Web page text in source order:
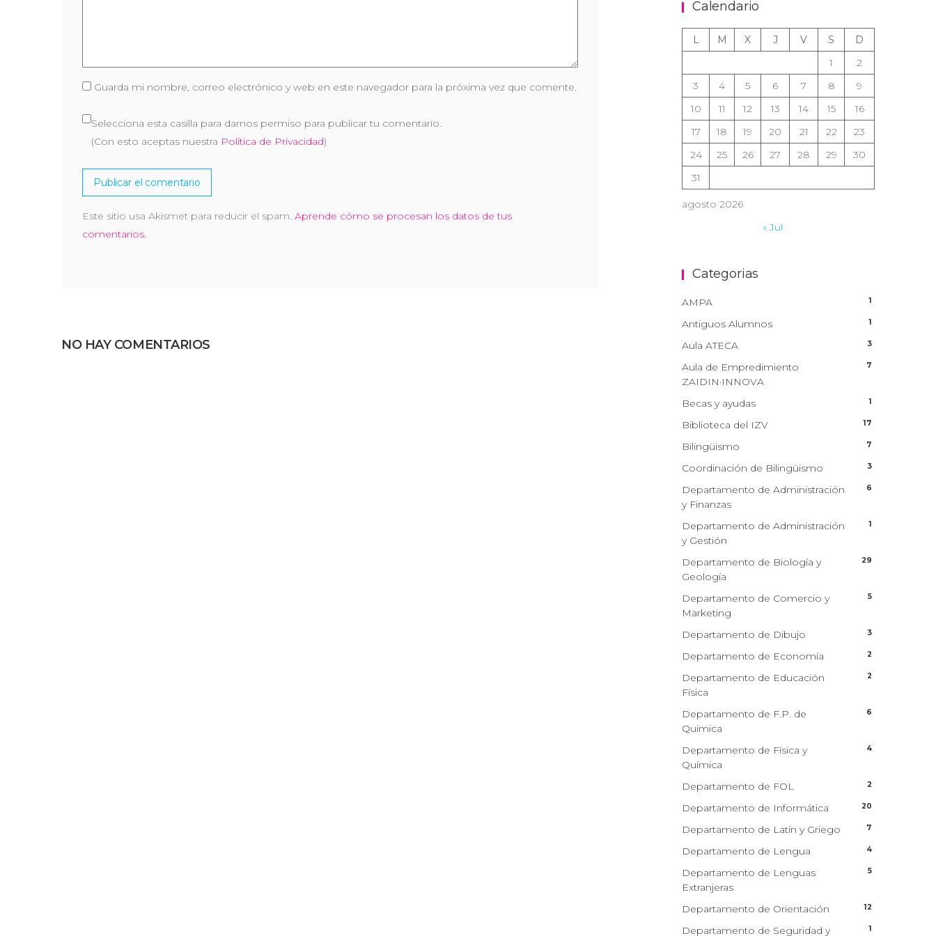
Guarda mi nombre, correo electrónico y web en este navegador para la próxima vez que comente.
Selecciona esta casilla para darnos permiso para publicar tu comentario.
(Con esto aceptas nuestra Política de Privacidad)
Este sitio usa Akismet para reducir el spam. Aprende cómo se procesan los datos de tus
comentarios.
NO HAY COMENTARIOS
Calendario
agosto 2026
L M X J V S
D
1
2
3
4 5 6 7 8
9
10
11 12 13 14 15
16
17
18 19 20 21 22
23
24
25 26 27 28 29
30
31
« Jul
Categorias
AMPA 1
Antiguos Alumnos 1
Aula ATECA 3
Aula de Empredimiento
ZAIDIN·INNOVA
7
Becas y ayudas 1
Biblioteca del IZV 17
Bilingüismo 7
Coordinación de Bilingüismo 3
Departamento de Administración
y Finanzas
6
Departamento de Administración
y Gestión
1
Departamento de Biología y
Geología
29
Departamento de Comercio y
Marketing
5
Departamento de Dibujo 3
Departamento de Economía 2
Departamento de Educación
Física
2
Departamento de F.P. de
Química
6
Departamento de Física y
Química
4
Departamento de FOL 2
Departamento de Informática 20
Departamento de Latín y Griego 7
Departamento de Lengua 4
Departamento de Lenguas
Extranjeras
5
Departamento de Orientación 12
Departamento de Seguridad y 1